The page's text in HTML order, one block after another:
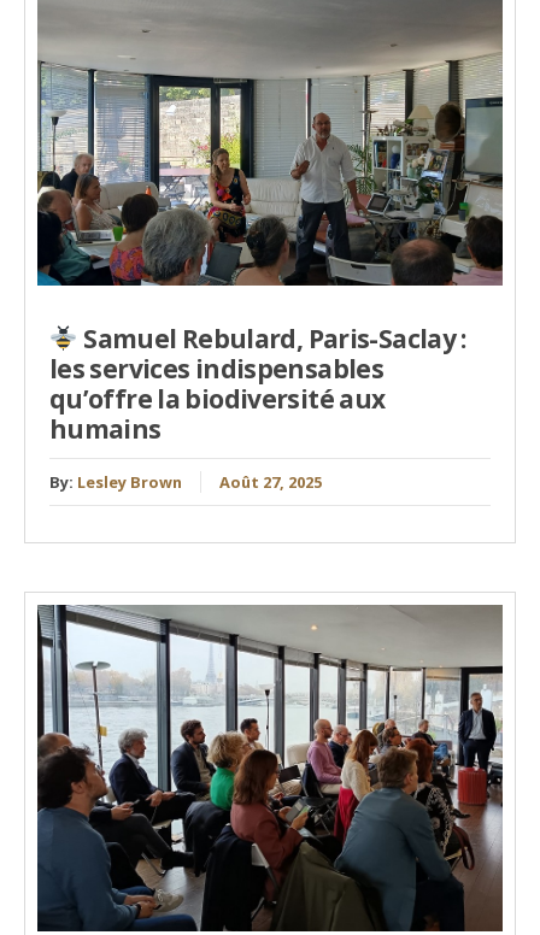
Samuel Rebulard, Paris-Saclay :
les services indispensables
qu’offre la biodiversité aux
humains
By: Lesley Brown Août 27, 2025